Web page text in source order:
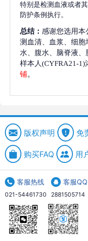
特别是检测血液或者
防护条例执行。
总结： 感谢您选用本
测血清、血浆、细
水、腹水、脑脊液
样本人(CYFRA21-1)
铺。
版权声明 免
购买FAQ 用
客服热线
021-54461730
客服QQ
2881505714